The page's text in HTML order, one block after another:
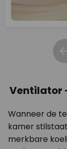
Ventilator
Wanneer de
kamer
merkbare